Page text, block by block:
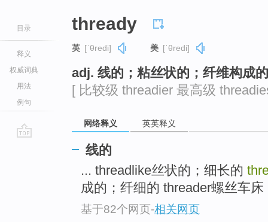
目录
释义
权威词典
用法
例句
thready
英 [ˈθredi] 美 [ˈθredi]
adj. 线的；粘丝状的；纤维构成
[ 比较级 threadier 最高级
网络释义 英英释义
线的
... threadlike丝状的；细长的
成的；纤细的 threader螺丝车
基于82个网页-相关网页